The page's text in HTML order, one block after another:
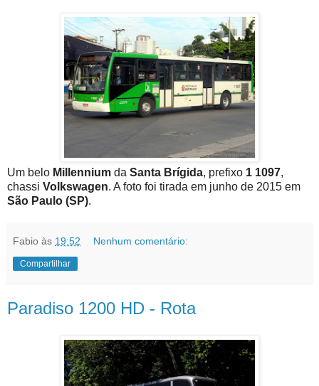
Um belo Millennium da Santa Brígida, prefixo 1 1097,
chassi Volkswagen. A foto foi tirada em junho de 2015 em
São Paulo (SP).
Fabio às 19:52 Nenhum comentário:
Compartilhar
Paradiso 1200 HD - Rota